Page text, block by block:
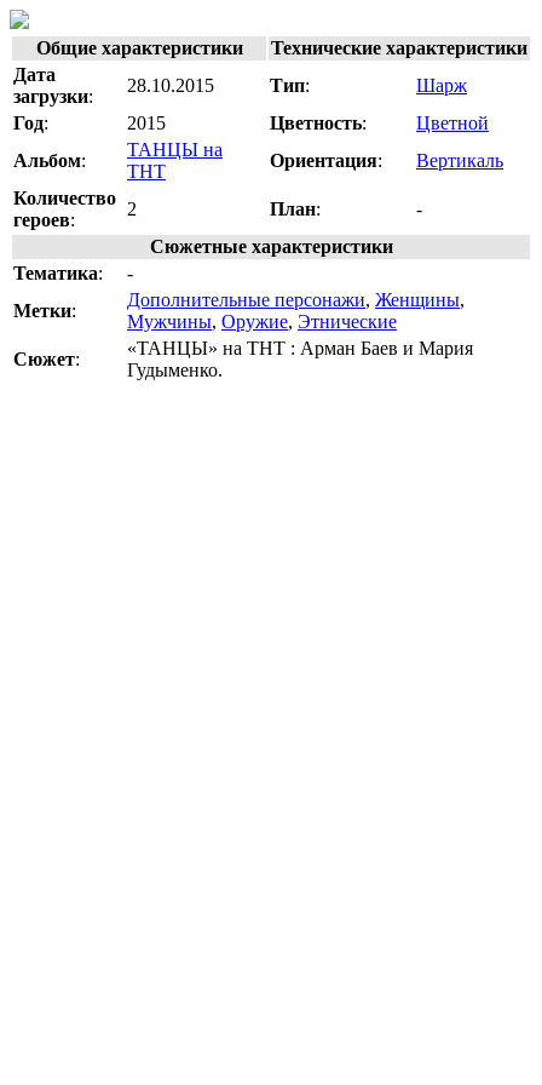
Общие характеристики
Технические характеристики
Дата
загрузки:
28.10.2015 Тип:
Шарж
Год: 2015 Цветность:
Цветной
Альбом:
ТАНЦЫ на
ТНТ
Ориентация:
Вертикаль
Количество
героев:
2 План:
-
Сюжетные характеристики
Тематика:
-
Метки:
Дополнительные персонажи, Женщины,
Мужчины, Оружие, Этнические
Сюжет:
«ТАНЦЫ» на ТНТ : Арман Баев и Мария
Гудыменко.